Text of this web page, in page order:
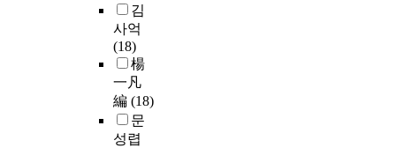
김
사억
(18)
楊
一凡
編 (18)
문
성렵